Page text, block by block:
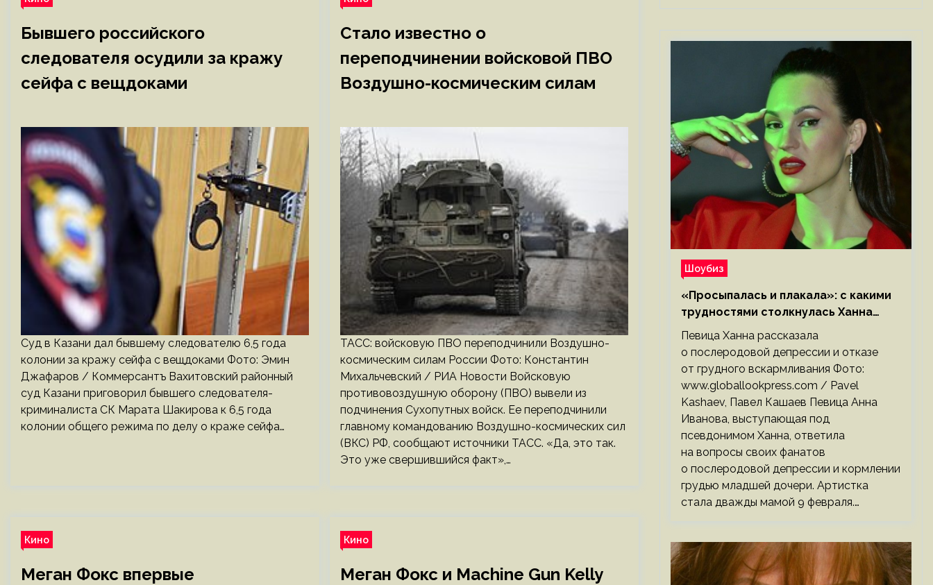
Бывшего российского
следователя осудили за кражу
сейфа с вещдоками
Суд в Казани дал бывшему следователю 6,5 года
колонии за кражу сейфа с вещдоками Фото: Эмин
Джафаров / Коммерсантъ Вахитовский районный
суд Казани приговорил бывшего следователя-
криминалиста СК Марата Шакирова к 6,5 года
колонии общего режима по делу о краже сейфа…
Стало известно о
переподчинении войсковой ПВО
Воздушно-космическим силам
ТАСС: войсковую ПВО переподчинили Воздушно-
космическим силам России Фото: Константин
Михальчевский / РИА Новости Войсковую
противовоздушную оборону (ПВО) вывели из
подчинения Сухопутных войск. Ее переподчинили
главному командованию Воздушно-космических сил
(ВКС) РФ, сообщают источники ТАСС. «Да, это так.
Это уже свершившийся факт»,…
Кино
Меган Фокс впервые
Кино
Меган Фокс и Machine Gun Kelly
Шоубиз
«Просыпалась и плакала»: с какими
трудностями столкнулась Ханна
после родов
Певица Ханна рассказала
о послеродовой депрессии и отказе
от грудного вскармливания Фото:
www.globallookpress.com / Pavel
Kashaev, Павел Кашаев Певица Анна
Иванова, выступающая под
псевдонимом Ханна, ответила
на вопросы своих фанатов
о послеродовой депрессии и кормлении
грудью младшей дочери. Артистка
стала дважды мамой 9 февраля.…